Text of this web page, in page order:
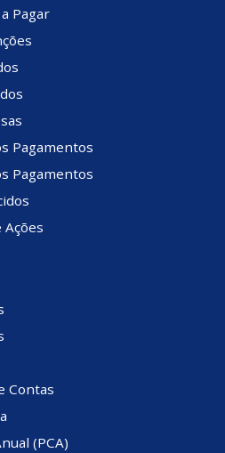
Pagar
Pagamentos
Pagamentos
Contas
(PCA)